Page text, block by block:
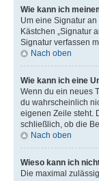
Wie kann ich
Um eine Signatur
Kästchen „Signatur
Signatur verfassen
Nach oben
Wie kann ich eine
Wenn du ein neues
du wahrscheinlich
eigenen Zeile steht.
schließlich, ob die
Nach oben
Wieso kann ich
Die maximal